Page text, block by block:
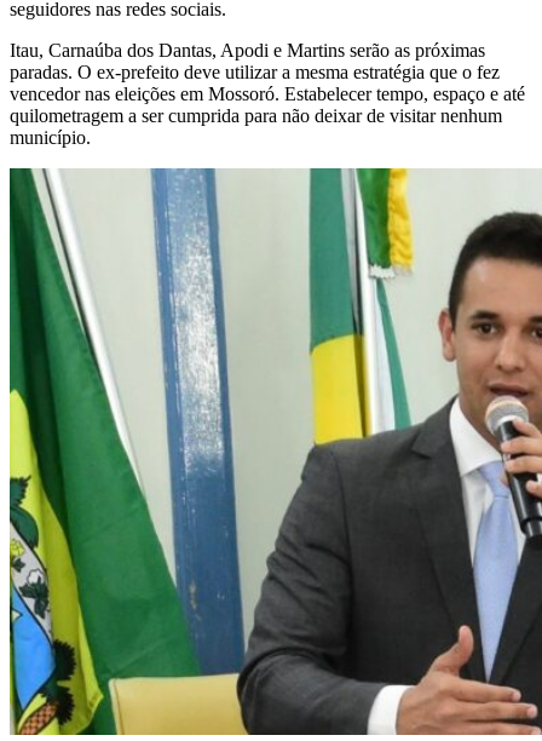
seguidores nas redes sociais.
Itau, Carnaúba dos Dantas, Apodi e Martins serão as próximas
paradas. O ex-prefeito deve utilizar a mesma estratégia que o fez
vencedor nas eleições em Mossoró. Estabelecer tempo, espaço e até
quilometragem a ser cumprida para não deixar de visitar nenhum
município.